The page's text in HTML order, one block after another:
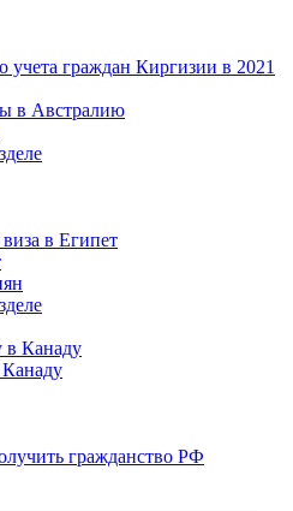
граждан Киргизии в 2021
в Австралию
в Египет
гражданство РФ